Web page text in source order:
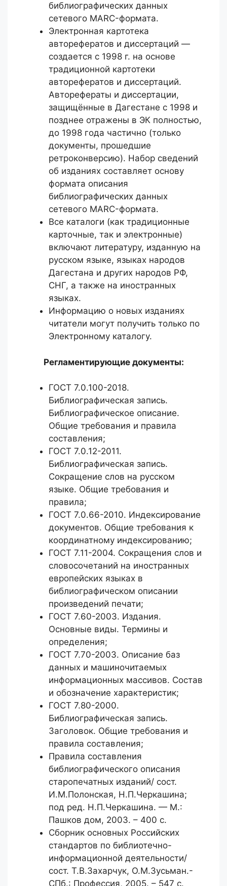
библиографических данных
сетевого MARC-формата.
Электронная картотека
авторефератов и диссертаций —
создается с 1998 г. на основе
традиционной картотеки
авторефератов и диссертаций.
Авторефераты и диссертации,
защищённые в Дагестане с 1998 и
позднее отражены в ЭК полностью,
до 1998 года частично (только
документы, прошедшие
ретроконверсию). Набор сведений
об изданиях составляет основу
формата описания
библиографических данных
сетевого MARC-формата.
Все каталоги (как традиционные
карточные, так и электронные)
включают литературу, изданную на
русском языке, языках народов
Дагестана и других народов РФ,
СНГ, а также на иностранных
языках.
Информацию о новых изданиях
читатели могут получить только по
Электронному каталогу.
Регламентирующие документы:
ГОСТ 7.0.100-2018.
Библиографическая запись.
Библиографическое описание.
Общие требования и правила
составления;
ГОСТ 7.0.12-2011.
Библиографическая запись.
Сокращение слов на русском
языке. Общие требования и
правила;
ГОСТ 7.0.66-2010. Индексирование
документов. Общие требования к
координатному индексированию;
ГОСТ 7.11-2004. Сокращения слов и
словосочетаний на иностранных
европейских языках в
библиографическом описании
произведений печати;
ГОСТ 7.60-2003. Издания.
Основные виды. Термины и
определения;
ГОСТ 7.70-2003. Описание баз
данных и машиночитаемых
информационных массивов. Состав
и обозначение характеристик;
ГОСТ 7.80-2000.
Библиографическая запись.
Заголовок. Общие требования и
правила составления;
Правила составления
библиографического описания
старопечатных изданий/ сост.
И.М.Полонская, Н.П.Черкашина;
под ред. Н.П.Черкашина. — М.:
Пашков дом, 2003. – 400 с.
Сборник основных Российских
стандартов по библиотечно-
информационной деятельности/
сост. Т.В.Захарчук, О.М.Зусьман.-
СПб.: Профессия, 2005. – 547 с.